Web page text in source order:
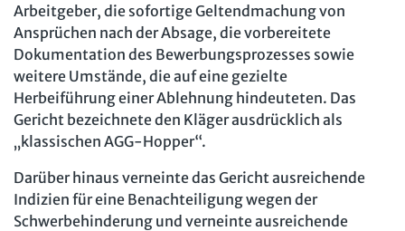
Arbeitgeber, die sofortige Geltendmachung von
Ansprüchen nach der Absage, die vorbereitete
Dokumentation des Bewerbungsprozesses sowie
weitere Umstände, die auf eine gezielte
Herbeiführung einer Ablehnung hindeuteten. Das
Gericht bezeichnete den Kläger ausdrücklich als
„klassischen AGG-Hopper“.
Darüber hinaus verneinte das Gericht ausreichende
Indizien für eine Benachteiligung wegen der
Schwerbehinderung und verneinte ausreichende